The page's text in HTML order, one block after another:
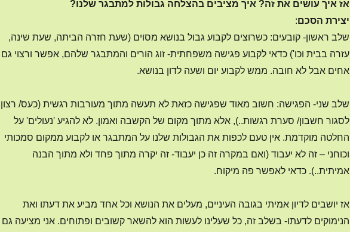
אז איך עושים את זה? איך מציבים בהצלחה גבולות למתבגר שלנו?
יצירת הסכם:
שלב ראשון- קובעים: כשרוצים לקבוע גבול בנושא מסוים (שעת חזרה הביתה, שעת שינה,
עזרה בבית וכו') כדאי לקבוע פגישה משפחתית- זוג הורים והמתבגר שלהם, אפשר ורצוי גם
אחים אבל לא חובה. ממש לקבוע יום ושעה לדון בנושא.
שלב שני- הפגישה: חשוב מאוד שפגישה כזאת לא תעשה מתוך מעורבות רגשית (כעס/ רצון
לסגור חשבון/ סערת רגשות..), אלא מתוך מקום של הקשבה ואמון. לא להגיע 'נעולים' על
החלטה מוקדמת. אין טעם לכפות את הגבולות שלנו על המתבגר או לקבוע ממקום סמכותי
וכוחני – זה לא יעבוד (ואם במקרה זה כן יעבוד- זה יקרה מתוך פחד ולא מתוך הבנה
אמיתית..). כדאי לאפשר פה מיקוח.
אז יושבים לדיון אמיתי בגובה העיניים, מעלים את הנושא וכל אחד מביע את דעתו ואת
הנימוקים לדעתו- בשלב זה, כל שעלינו לעשות הוא להשאר קשובים ופתוחים. אני מציעה גם